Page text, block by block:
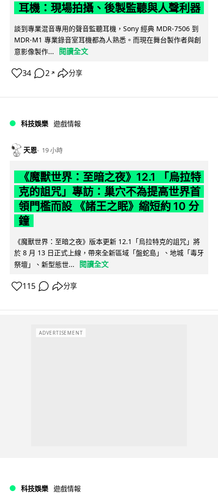
耳機：現場拍攝、後製監聽與人聲利器
談到專業混音專用的聲音監聽耳機，Sony 經典 MDR-7506 到
MDR-M1 專業錄音室耳機都為人熟悉。而現在舞台製作者與創
意影像製作...
閱讀全文
34 2 ↗ 分享
科技娛樂 遊戲情報
天恩 19 小時
《魔獸世界：至暗之夜》12.1 「烏拉特
克的詛咒」專訪：巢穴不為提高世界首
領門檻而設 《諸王之眠》縮短約 10 分
鐘
《魔獸世界：至暗之夜》版本更新 12.1「烏拉特克的詛咒」將
於 8 月 13 日正式上線，帶來全新區域「盤蛇島」、地城「毒牙
祭壇」、新型態世...
閱讀全文
115 分享
ADVERTISEMENT
科技娛樂 遊戲情報